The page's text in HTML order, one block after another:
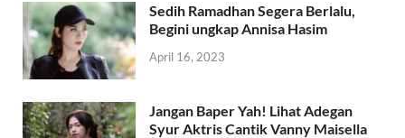
Sedih Ramadhan Segera Berlalu,
Begini ungkap Annisa Hasim
April 16, 2023
Jangan Baper Yah! Lihat Adegan
Syur Aktris Cantik Vanny Maisella